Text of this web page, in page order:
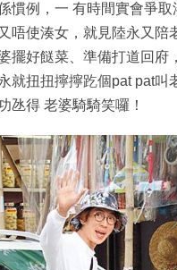
慣例，一 有時間實會爭取
唔使湊女，就見陸永又陪
擺好餸菜、準備打道回府
就扭扭擰擰趷個pat pat叫
氹得 老婆騎騎笑囉！